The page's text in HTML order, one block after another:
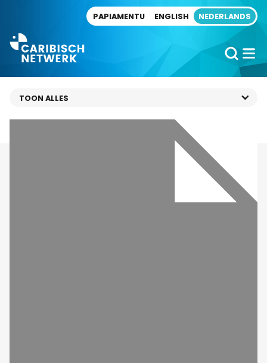
PAPIAMENTU ENGLISH NEDERLANDS